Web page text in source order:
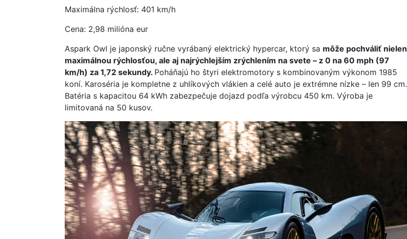
Maximálna rýchlosť: 401 km/h
Cena: 2,98 milióna eur
Aspark Owl je japonský ručne vyrábaný elektrický hypercar, ktorý sa môže pochváliť nielen
maximálnou rýchlosťou, ale aj najrýchlejším zrýchlením na svete – z 0 na 60 mph (97
km/h) za 1,72 sekundy. Poháňajú ho štyri elektromotory s kombinovaným výkonom 1985
koní. Karoséria je kompletne z uhlíkových vlákien a celé auto je extrémne nízke – len 99 cm.
Batéria s kapacitou 64 kWh zabezpečuje dojazd podľa výrobcu 450 km. Výroba je
limitovaná na 50 kusov.